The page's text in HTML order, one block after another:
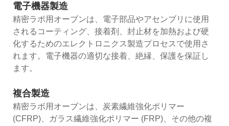
電子機器製造
精密ラボ用オーブンは、電子部品やアセンブリに使用
されるコーティング、接着剤、封止材を加熱および硬
化するためのエレクトロニクス製造プロセスで使用さ
れます。電子機器の適切な接着、絶縁、保護を保証し
ます。
複合製造
精密ラボ用オーブンは、炭素繊維強化ポリマー
(CFRP)、ガラス繊維強化ポリマー (FRP)、その他の複